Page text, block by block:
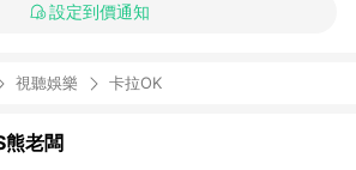
設定到價通知
視聽娛樂 卡拉OK
老闆